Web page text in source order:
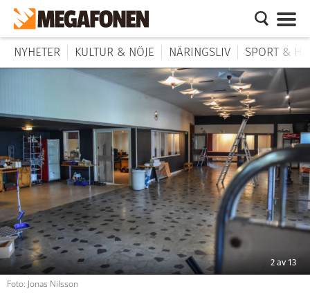
NYHETER KULTUR & NÖJE NÄRINGSLIV SPORT &
2 av 13
Foto: Jonas Nilsson